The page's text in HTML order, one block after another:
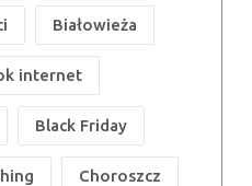
Białowieża
internet
Black Friday
Choroszcz